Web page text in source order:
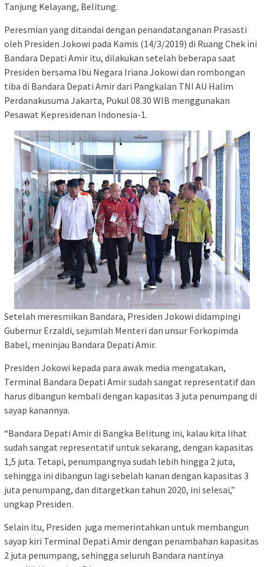
Tanjung Kelayang, Belitung.
Peresmian yang ditandai dengan penandatanganan Prasasti
oleh Presiden Jokowi pada Kamis (14/3/2019) di Ruang Chek ini
Bandara Depati Amir itu, dilakukan setelah beberapa saat
Presiden bersama Ibu Negara Iriana Jokowi dan rombongan
tiba di Bandara Depati Amir dari Pangkalan TNI AU Halim
Perdanakusuma Jakarta, Pukul 08.30 WIB menggunakan
Pesawat Kepresidenan Indonesia-1.
Setelah meresmikan Bandara, Presiden Jokowi didampingi
Gubernur Erzaldi, sejumlah Menteri dan unsur Forkopimda
Babel, meninjau Bandara Depati Amir.
Presiden Jokowi kepada para awak media mengatakan,
Terminal Bandara Depati Amir sudah sangat representatif dan
harus dibangun kembali dengan kapasitas 3 juta penumpang di
sayap kanannya.
“Bandara Depati Amir di Bangka Belitung ini, kalau kita lihat
sudah sangat representatif untuk sekarang, dengan kapasitas
1,5 juta. Tetapi, penumpangnya sudah lebih hingga 2 juta,
sehingga ini dibangun lagi sebelah kanan dengan kapasitas 3
juta penumpang, dan ditargetkan tahun 2020, ini selesai,”
ungkap Presiden.
Selain itu, Presiden juga memerintahkan untuk membangun
sayap kiri Terminal Depati Amir dengan penambahan kapasitas
2 juta penumpang, sehingga seluruh Bandara nantinya